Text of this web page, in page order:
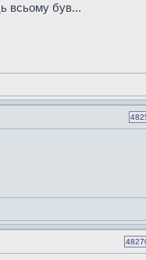
всьому був...